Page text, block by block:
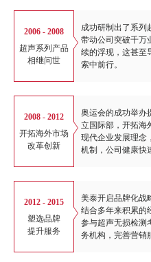
2006 - 2008
超声系列产品
相继问世
成功研制出了系列
带动公司突破千万
续的浮现，这甚至
索中前行。
2008 - 2012
开拓海外市场
改革创新
奥运会的成功举办
立国际部，开拓海
现代企业发展理念
机制，公司健康快
2012 - 2015
塑选品牌
提升服务
美泰开启品牌化战
结合多年来积累的
参与超声无损检测
务机构，完善营销